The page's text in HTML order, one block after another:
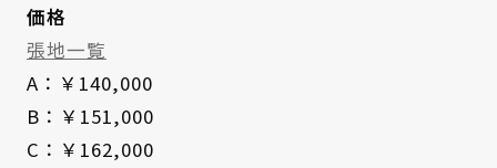
価格
張地一覧
A：￥140,000
B：￥151,000
C：￥162,000